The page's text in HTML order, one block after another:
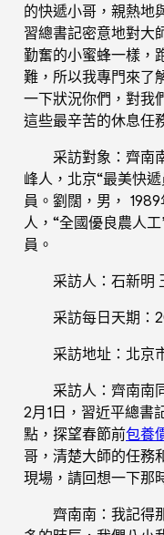
的快遞小哥，親熱地
習總書記密意地對大
勤奮的小蜜蜂一樣，
難，所以我專門來了
一下狀況你們，對我
這些最辛苦的休息任
采訪對象：齊南
峰人，北京“最美快
員。劉闊，男， 1989
人，“全國優良農人
員。
采訪人：石新明
采訪每日天期：
采訪地址：北京
采訪人：齊南南
2月1日，習近平總書
點，探望春節前包養
哥，清楚大師的任務
現場，請回想一下那
齊南南：我記得